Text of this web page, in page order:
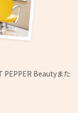
PEPPER Beautyまた